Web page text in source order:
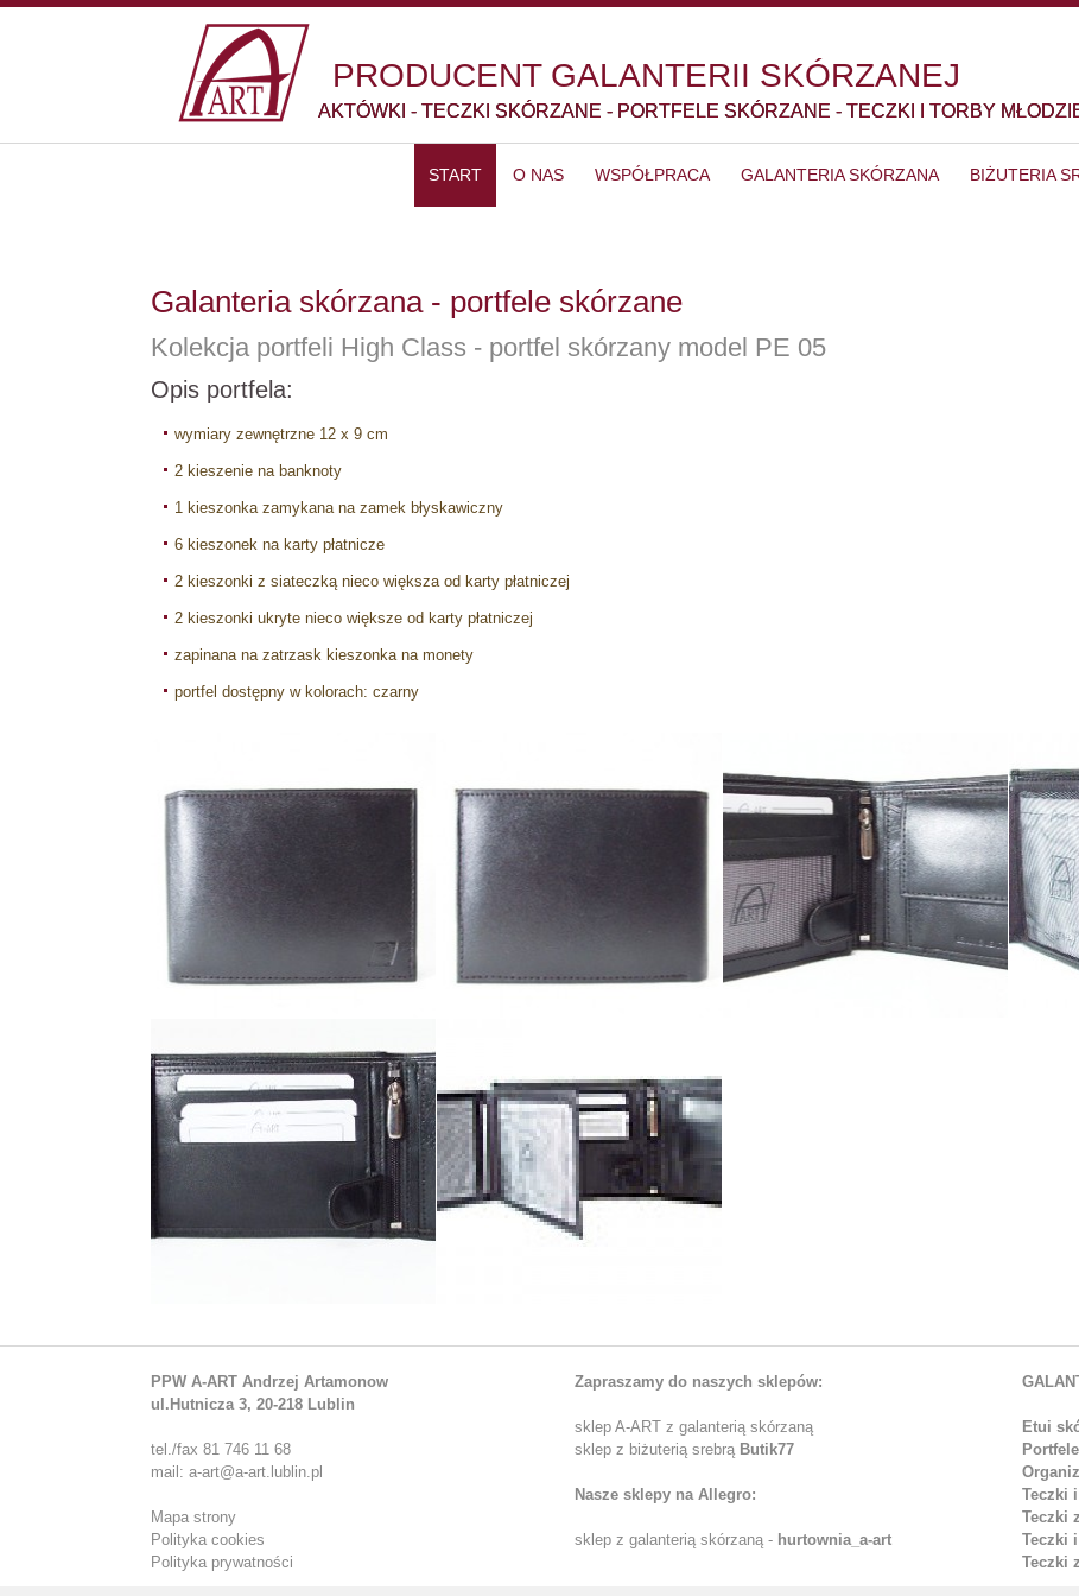
PRODUCENT GALANTERII SKÓRZANEJ
AKTÓWKI - TECZKI SKÓRZANE - PORTFELE SKÓRZANE - TECZKI I TORBY
START O NAS WSPÓŁPRACA GALANTERIA SKÓRZANA BIŻUTERIA
Galanteria skórzana - portfele skórzane
Kolekcja portfeli High Class - portfel skórzany model PE 05
Opis portfela:
wymiary zewnętrzne 12 x 9 cm
2 kieszenie na banknoty
1 kieszonka zamykana na zamek błyskawiczny
6 kieszonek na karty płatnicze
2 kieszonki z siateczką nieco większa od karty płatniczej
2 kieszonki ukryte nieco większe od karty płatniczej
zapinana na zatrzask kieszonka na monety
portfel dostępny w kolorach: czarny
PPW A-ART Andrzej Artamonow
ul.Hutnicza 3, 20-218 Lublin
tel./fax 81 746 11 68
mail: a-art@a-art.lublin.pl
Mapa strony
Polityka cookies
Polityka prywatności
Zapraszamy do naszych sklepów:
sklep A-ART z galanterią skórzaną
sklep z biżuterią srebrą Butik77
Nasze sklepy na Allegro:
sklep z galanterią skórzaną - hurtownia_a-art
Etui
Teczki
Teczki
Teczki
Teczki